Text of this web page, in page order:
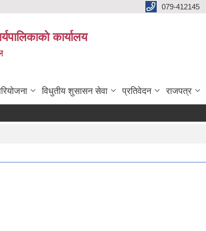
079-412145
कार्यालय
विधुतीय शुसासन सेवा प्रतिवेदन राजपत्र